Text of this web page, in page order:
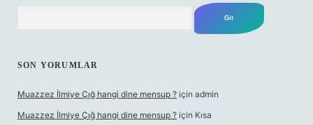
SON YORUMLAR
Muazzez İlmiye Çığ hangi dine mensup ? için admin
Muazzez İlmiye Çığ hangi dine mensup ? için Kısa